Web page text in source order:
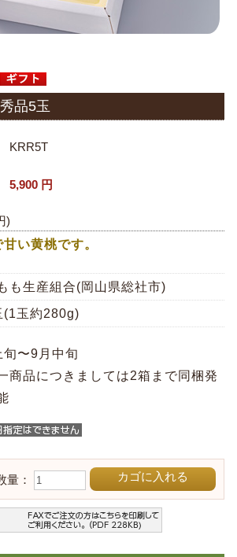
品5玉
KRR5T
5,900円
)
い黄桃です。
も生産組合(岡山県総社市)
(1玉約280g)
旬〜9月中旬
商品につきましては2箱まで同梱発
量： カゴに入れる